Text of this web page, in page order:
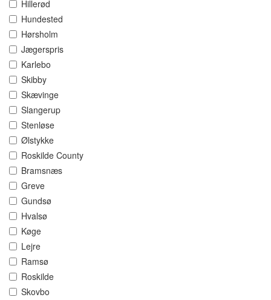
Hillerød
Hundested
Hørsholm
Jægerspris
Karlebo
Skibby
Skævinge
Slangerup
Stenløse
Ølstykke
Roskilde County
Bramsnæs
Greve
Gundsø
Hvalsø
Køge
Lejre
Ramsø
Roskilde
Skovbo